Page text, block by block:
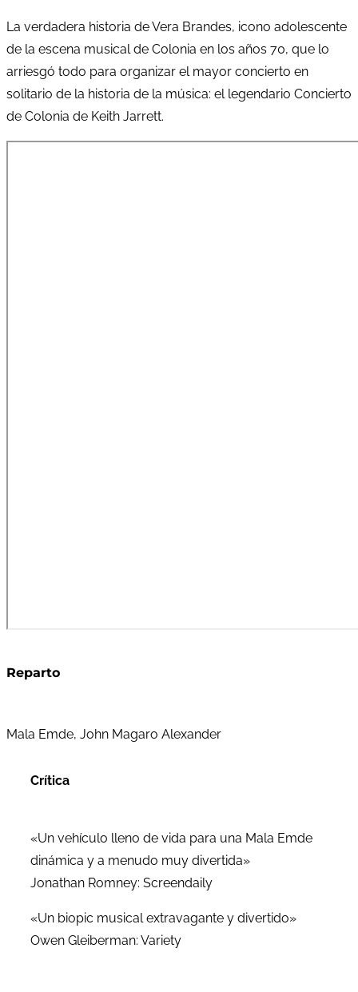
La verdadera historia de Vera Brandes, icono adolescente
de la escena musical de Colonia en los años 70, que lo
arriesgó todo para organizar el mayor concierto en
solitario de la historia de la música: el legendario Concierto
de Colonia de Keith Jarrett.
Reparto
Mala Emde, John Magaro Alexander
Crítica
«Un vehículo lleno de vida para una Mala Emde
dinámica y a menudo muy divertida»
Jonathan Romney: Screendaily
«Un biopic musical extravagante y divertido»
Owen Gleiberman: Variety